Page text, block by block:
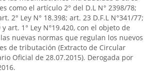
como el artículo 2° del D.L N° 2398/78;
2° Ley N° 18.398; art. 23 D.F.L N°341/77;
y art. 1° Ley N°19.420, con el objeto de
nuevas normas que regulan los nuevos
de tributación (Extracto de Circular
Oficial de 28.07.2015). Derogada por